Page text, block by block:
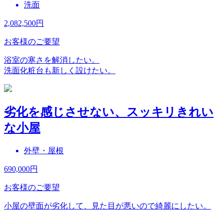
洗面
2,082,500円
お客様のご要望
浴室の寒さを解消したい。
洗面化粧台も新しく設けたい。
劣化を感じさせない、スッキリきれい
な小屋
外壁・屋根
690,000円
お客様のご要望
小屋の壁面が劣化して、見た目が悪いので綺麗にしたい。